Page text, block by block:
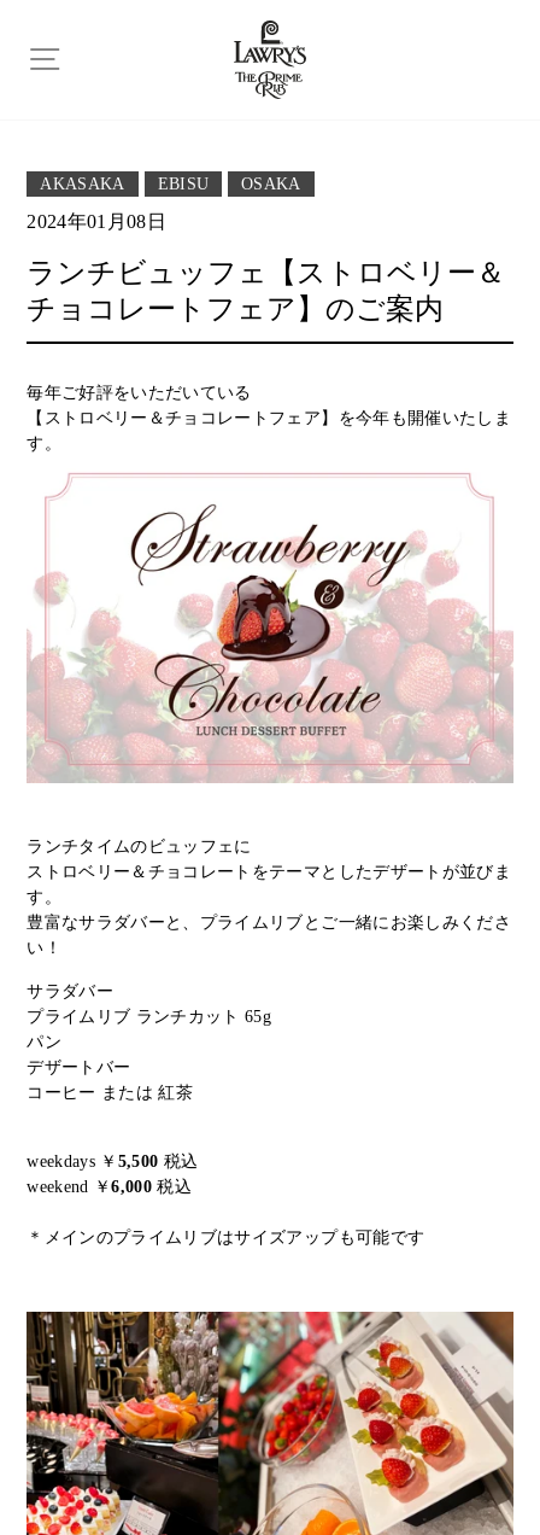
AKASAKA EBISU OSAKA
2024年01月08日
ランチビュッフェ【ストロベリー＆
チョコレートフェア】のご案内
毎年ご好評をいただいている
【ストロベリー＆チョコレートフェア】を今年も開催いたしま
す。
ランチタイムのビュッフェに
ストロベリー＆チョコレートをテーマとしたデザートが並びま
す。
豊富なサラダバーと、プライムリブとご一緒にお楽しみくださ
い！
サラダバー
プライムリブ ランチカット 65g
パン
デザートバー
コーヒー または 紅茶
weekdays ￥ 5,500 税込
weekend ￥6,000 税込
＊メインのプライムリブはサイズアップも可能です